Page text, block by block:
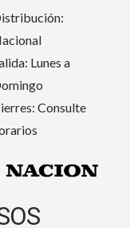
Lunes a
Consulte